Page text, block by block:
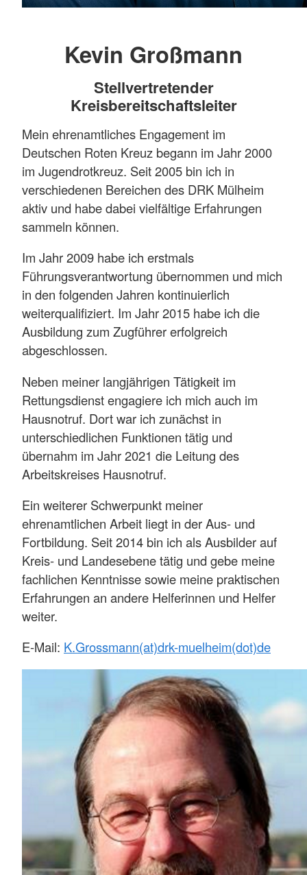
Kevin Großmann
Stellvertretender
Kreisbereitschaftsleiter
Mein ehrenamtliches Engagement im
Deutschen Roten Kreuz begann im Jahr 2000
im Jugendrotkreuz. Seit 2005 bin ich in
verschiedenen Bereichen des DRK Mülheim
aktiv und habe dabei vielfältige Erfahrungen
sammeln können.
Im Jahr 2009 habe ich erstmals
Führungsverantwortung übernommen und mich
in den folgenden Jahren kontinuierlich
weiterqualifiziert. Im Jahr 2015 habe ich die
Ausbildung zum Zugführer erfolgreich
abgeschlossen.
Neben meiner langjährigen Tätigkeit im
Rettungsdienst engagiere ich mich auch im
Hausnotruf. Dort war ich zunächst in
unterschiedlichen Funktionen tätig und
übernahm im Jahr 2021 die Leitung des
Arbeitskreises Hausnotruf.
Ein weiterer Schwerpunkt meiner
ehrenamtlichen Arbeit liegt in der Aus- und
Fortbildung. Seit 2014 bin ich als Ausbilder auf
Kreis- und Landesebene tätig und gebe meine
fachlichen Kenntnisse sowie meine praktischen
Erfahrungen an andere Helferinnen und Helfer
weiter.
E-Mail: K.Grossmann(at)drk-muelheim(dot)de